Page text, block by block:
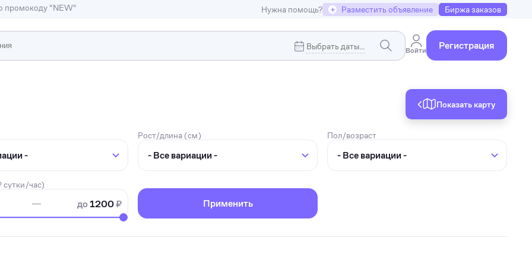
промокоду "NEW" Нужна помощь? + Разместить объявление Биржа заказов
Войти Регистрация
Коммерческая недвижимость
Показать карту
Рост/длина (см) Пол/возраст
час)
до1200₽ Применить